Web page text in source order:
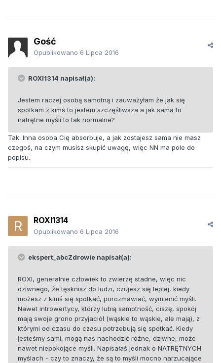
Gość
Opublikowano 6 Lipca 2016
ROXI1314 napisał(a):
Jestem raczej osobą samotną i zauważyłam że jak się
spotkam z kimś to jestem szczęśliwsza a jak sama to
natrętne myśli to tak normalne?
Tak. Inna osoba Cię absorbuje, a jak zostajesz sama nie masz
czegoś, na czym musisz skupić uwagę, więc NN ma pole do
popisu.
ROXI1314
Opublikowano 6 Lipca 2016
ekspert_abcZdrowie napisał(a):
ROXI, generalnie człowiek to zwierzę stadne, więc nic
dziwnego, że tęsknisz do ludzi, czujesz się lepiej, kiedy
możesz z kimś się spotkać, porozmawiać, wymienić myśli.
Nawet introwertycy, którzy lubią samotność, ciszę, spokój
mają swoje grono przyjaciół (wąskie to wąskie, ale mają), z
którymi od czasu do czasu potrzebują się spotkać. Kiedy
jesteśmy sami, mogą nas nachodzić różne, dziwne, może
nawet niepokojące myśli. Napisałaś jednak o NATRĘTNYCH
myślach - czy to znaczy, że są to myśli mocno narzucające